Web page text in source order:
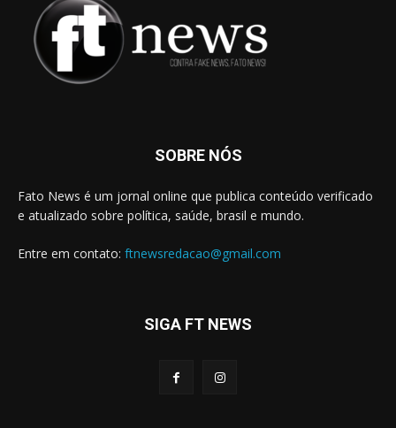
SOBRE NÓS
Fato News é um jornal online que publica conteúdo verificado
e atualizado sobre política, saúde, brasil e mundo.
Entre em contato: ftnewsredacao@gmail.com
SIGA FT NEWS